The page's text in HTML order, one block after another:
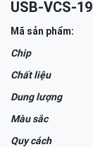
USB-VCS-19
Mã sản phẩm:
Chip
Chất liệu
Dung lượng
Màu sắc
Quy cách